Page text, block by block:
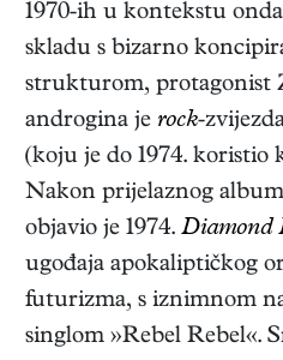
1970-ih u kontekstu
skladu s bizarno
strukturom, protagonist
androgina je rock-
(koju je do 1974. koristio
Nakon prijelaznog
objavio je 1974. Diamond
ugođaja apokaliptičkog
futurizma, s iznimnom
singlom »Rebel Rebel«.